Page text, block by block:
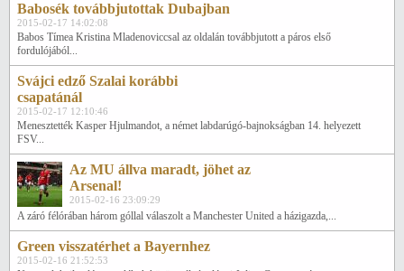
Babosék továbbjutottak Dubajban
2015-02-17 14:02:08
Babos Tímea Kristina Mladenoviccsal az oldalán továbbjutott a páros első
fordulójából...
Svájci edző Szalai korábbi
csapatánál
2015-02-17 12:10:46
Menesztették Kasper Hjulmandot, a német labdarúgó-bajnokságban 14. helyezett
FSV...
Az MU állva maradt, jöhet az
Arsenal!
2015-02-16 23:09:29
A záró félórában három góllal válaszolt a Manchester United a házigazda,...
Green visszatérhet a Bayernhez
2015-02-16 21:52:53